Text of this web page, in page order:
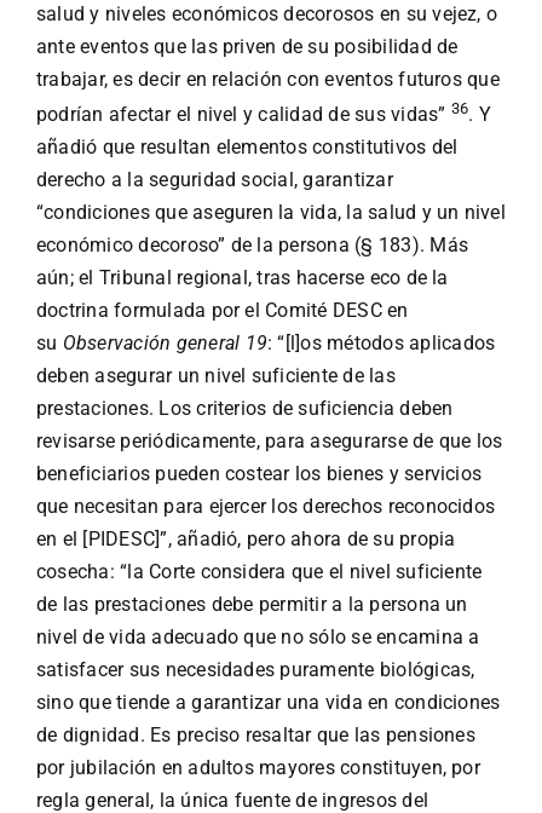
salud y niveles económicos decorosos en su vejez, o
ante eventos que las priven de su posibilidad de
trabajar, es decir en relación con eventos futuros que
podrían afectar el nivel y calidad de sus vidas” 36. Y
añadió que resultan elementos constitutivos del
derecho a la seguridad social, garantizar
“condiciones que aseguren la vida, la salud y un nivel
económico decoroso” de la persona (§ 183). Más
aún; el Tribunal regional, tras hacerse eco de la
doctrina formulada por el Comité DESC en
su Observación general 19: “[l]os métodos aplicados
deben asegurar un nivel suficiente de las
prestaciones. Los criterios de suficiencia deben
revisarse periódicamente, para asegurarse de que los
beneficiarios pueden costear los bienes y servicios
que necesitan para ejercer los derechos reconocidos
en el [PIDESC]”, añadió, pero ahora de su propia
cosecha: “la Corte considera que el nivel suficiente
de las prestaciones debe permitir a la persona un
nivel de vida adecuado que no sólo se encamina a
satisfacer sus necesidades puramente biológicas,
sino que tiende a garantizar una vida en condiciones
de dignidad. Es preciso resaltar que las pensiones
por jubilación en adultos mayores constituyen, por
regla general, la única fuente de ingresos del